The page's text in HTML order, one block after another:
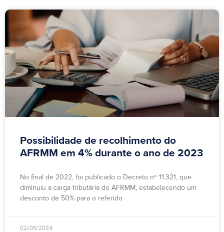
Possibilidade de recolhimento do
AFRMM em 4% durante o ano de 2023
No final de 2022, foi publicado o Decreto nº 11.321, que
diminuiu a carga tributária do AFRMM, estabelecendo um
desconto de 50% para o referido
02/05/2024